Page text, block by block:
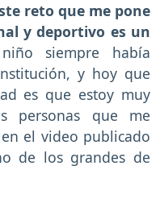
reto que me pone
y deportivo es un
siempre había
y hoy que
es que estoy muy
personas que me
el video publicado
de los grandes de